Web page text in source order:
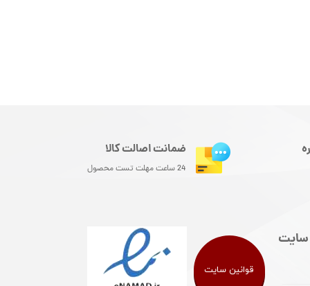
سایت
ضمانت اصالت کالا
24 ساعت مهلت تست محصول
قوانین سایت